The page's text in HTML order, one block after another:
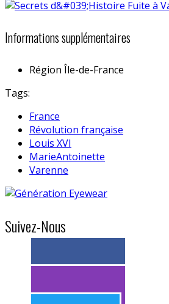
Informations supplémentaires
Région Île-de-France
Tags:
France
Révolution française
Louis XVI
MarieAntoinette
Varenne
Suivez-Nous
> 11k abonnés
> 11k abonnés